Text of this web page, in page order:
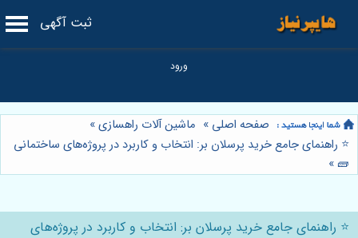
ثبت آگهی
صفحه اصلی » ماشین آلات راهسازی»
⭐️ راهنمای جامع خرید پرسلان بر: انتخاب و کاربرد در پروژه‌های ساختمانی
🧱
»
⭐️ راهنمای جامع خرید پرسلان بر: انتخاب و کاربرد در پروژه‌های